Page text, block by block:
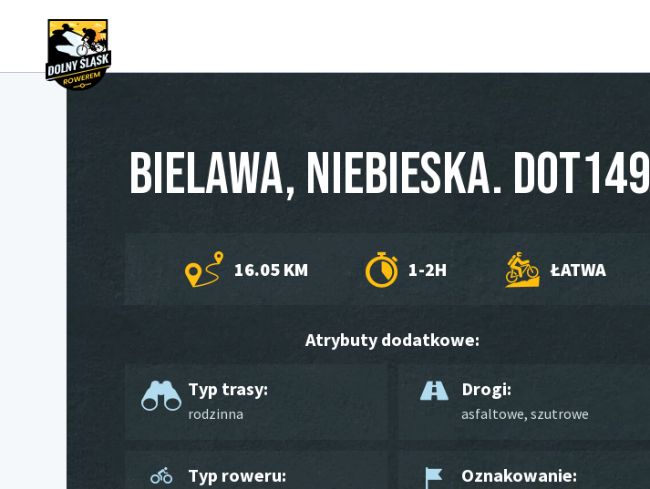
Bielawa, niebieska. DOT149
16.05 KM 1-2H ŁATWA
Atrybuty dodatkowe:
Typ trasy:
rodzinna
Drogi:
asfaltowe, szutrowe
Typ roweru: Oznakowanie: